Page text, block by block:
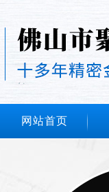
网站首页